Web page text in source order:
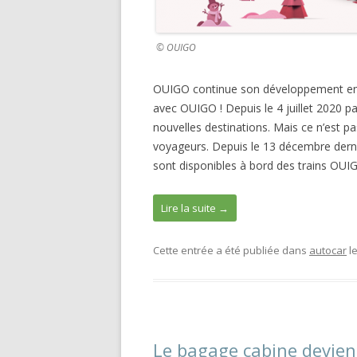
© OUIGO
OUIGO continue son développement
avec OUIGO ! Depuis le 4 juillet 2020
nouvelles destinations. Mais ce n’est
voyageurs. Depuis le 13 décembre
sont disponibles à bord des trains
Lire la suite →
Cette entrée a été publiée dans autocar le
Le bagage cabine